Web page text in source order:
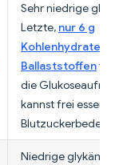
Sehr niedrige
Letzte, nur 6 g
Kohlenhydrate
Ballaststoffen
die
kannst frei essen
Niedrige